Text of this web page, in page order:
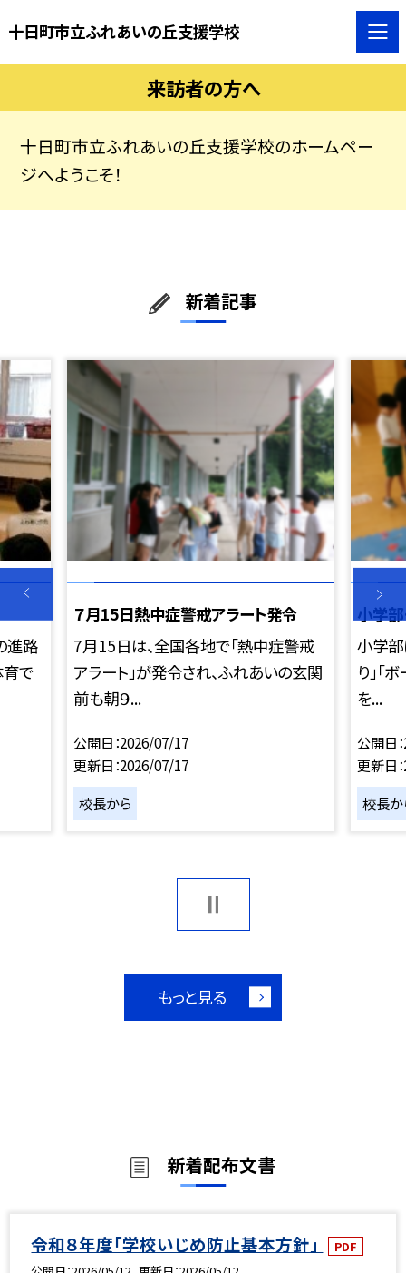
十日町市立ふれあいの丘支援学校
来訪者の方へ
十日町市立ふれあいの丘支援学校のホームペー
ジへようこそ！
新着記事
進路
育で
７月15日熱中症警戒アラート発令
7月15日は、全国各地で「熱中症警戒
アラート」が発令され、ふれあいの玄関
前も朝９...
公開日 2026/07/17
更新日 2026/07/17
校長から
小学部
小学部
り」「
を...
公開日
更新日
校長か
もっと見る
新着配布文書
令和８年度「学校いじめ防止基本方針」
PDF